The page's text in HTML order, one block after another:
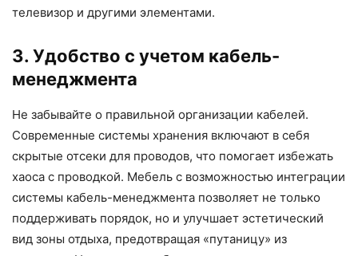
телевизор и другими элементами.
3. Удобство с учетом кабель-
менеджмента
Не забывайте о правильной организации кабелей.
Современные системы хранения включают в себя
скрытые отсеки для проводов, что помогает избежать
хаоса с проводкой. Мебель с возможностью интеграции
системы кабель-менеджмента позволяет не только
поддерживать порядок, но и улучшает эстетический
вид зоны отдыха, предотвращая «путаницу» из